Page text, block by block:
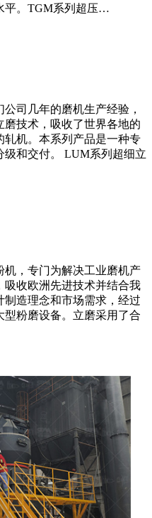
平。TGM系列超压…
司几年的磨机生产经验，
技术，吸收了世界各地的
轧机。本系列产品是一种专
级和交付。 LUM系列超细立
机，专门为解决工业磨机产
收欧洲先进技术并结合我
造理念和市场需求，经过
粉磨设备。立磨采用了合